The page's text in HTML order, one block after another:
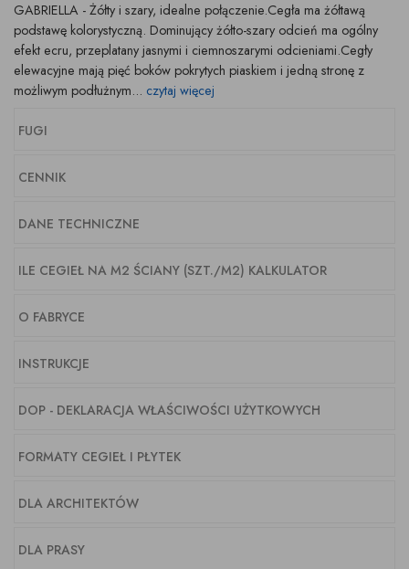
GABRIELLA - Żółty i szary, idealne połączenie.Cegła ma żółtawą
podstawę kolorystyczną. Dominujący żółto-szary odcień ma ogólny
efekt ecru, przeplatany jasnymi i ciemnoszarymi odcieniami.Cegły
elewacyjne mają pięć boków pokrytych piaskiem i jedną stronę z
możliwym podłużnym... czytaj więcej
FUGI
CENNIK
DANE TECHNICZNE
ILE CEGIEŁ NA M2 ŚCIANY (SZT./M2) KALKULATOR
O FABRYCE
INSTRUKCJE
DOP - DEKLARACJA WŁAŚCIWOŚCI UŻYTKOWYCH
FORMATY CEGIEŁ I PŁYTEK
DLA ARCHITEKTÓW
DLA PRASY